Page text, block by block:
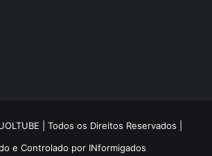
| Todos os Direitos Reservados |
e Controlado por INformigados